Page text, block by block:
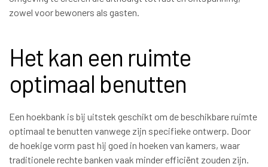
zowel voor bewoners als gasten.
Het kan een ruimte
optimaal benutten
Een hoekbank is bij uitstek geschikt om de beschikbare ruimte
optimaal te benutten vanwege zijn specifieke ontwerp. Door
de hoekige vorm past hij goed in hoeken van kamers, waar
traditionele rechte banken vaak minder efficiënt zouden zijn.